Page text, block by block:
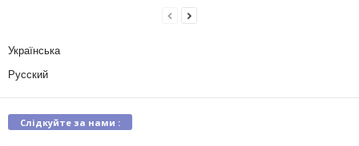
Українська
Русский
Слідкуйте за нами :